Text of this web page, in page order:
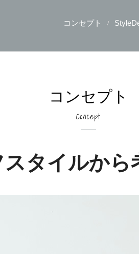
コンセプト
コンセプト
Concept
タイルから